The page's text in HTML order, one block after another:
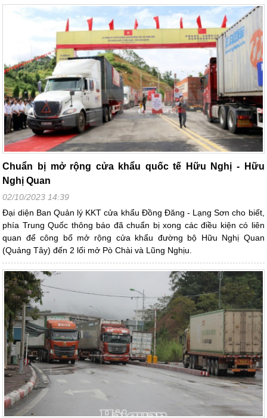
Chuẩn bị mở rộng cửa khẩu quốc tế Hữu Nghị - Hữu
Nghị Quan
02/10/2023 14:39
Đại diện Ban Quản lý KKT cửa khẩu Đồng Đăng - Lạng Sơn cho biết,
phía Trung Quốc thông báo đã chuẩn bị xong các điều kiện có liên
quan để công bố mở rộng cửa khẩu đường bộ Hữu Nghị Quan
(Quảng Tây) đến 2 lối mở Pò Chài và Lũng Nghịu.